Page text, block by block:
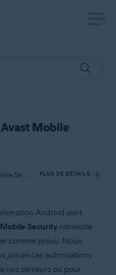
Mobile
S’applique à Avast Mobile Security, Avast Mobile Security Premium PLUS DE DÉTAILS
Android sont
Security nécessite
comme prévu. Nous
jamaisces autorisations
nos serveurs ou pour